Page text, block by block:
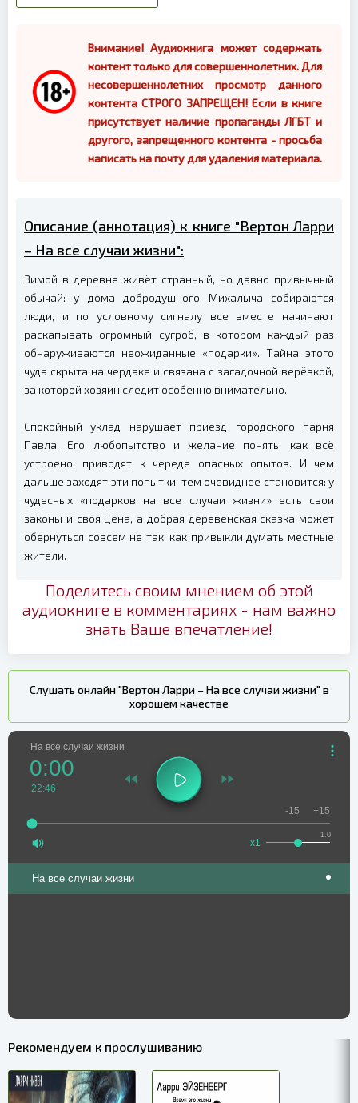
Внимание! Аудиокнига может содержать
контент только для совершеннолетних. Для
несовершеннолетних просмотр данного
контента СТРОГО ЗАПРЕЩЕН! Если в книге
присутствует наличие пропаганды ЛГБТ и
другого, запрещенного контента - просьба
написать на почту для удаления материала.
Описание (аннотация) к книге "Вертон Ларри
– На все случаи жизни":
Зимой в деревне живёт странный, но давно привычный
обычай: у дома добродушного Михалыча собираются
люди, и по условному сигналу все вместе начинают
раскапывать огромный сугроб, в котором каждый раз
обнаруживаются неожиданные «подарки». Тайна этого
чуда скрыта на чердаке и связана с загадочной верёвкой,
за которой хозяин следит особенно внимательно.
Спокойный уклад нарушает приезд городского парня
Павла. Его любопытство и желание понять, как всё
устроено, приводят к череде опасных опытов. И чем
дальше заходят эти попытки, тем очевиднее становится: у
чудесных «подарков на все случаи жизни» есть свои
законы и своя цена, а добрая деревенская сказка может
обернуться совсем не так, как привыкли думать местные
жители.
Поделитесь своим мнением об этой
аудиокниге в комментариях - нам важно
знать Ваше впечатление!
Слушать онлайн "Вертон Ларри – На все случаи жизни" в
хорошем качестве
На все случаи жизни
0:00
22:46
1.0
x1
-15 +15
На все случаи жизни
Рекомендуем к прослушиванию